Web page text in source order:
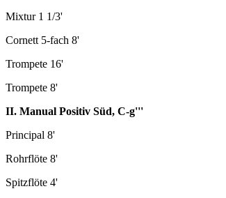
Mixtur 1 1/3'
Cornett 5-fach 8'
Trompete 16'
Trompete 8'
II. Manual Positiv Süd, C-g'''
Principal 8'
Rohrflöte 8'
Spitzflöte 4'